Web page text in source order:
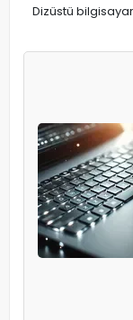
Dizüstü